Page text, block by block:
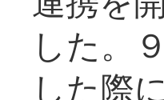
した。
した際